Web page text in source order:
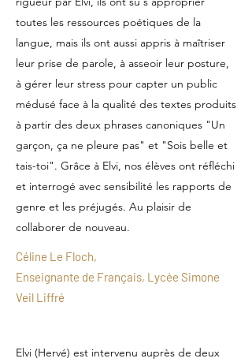
toutes les ressources poétiques de la
langue, mais ils ont aussi appris à maîtriser
leur prise de parole, à asseoir leur posture,
à gérer leur stress pour capter un public
médusé face à la qualité des textes produits
à partir des deux phrases canoniques "Un
garçon, ça ne pleure pas" et "Sois belle et
tais-toi". Grâce à Elvi, nos élèves ont réfléchi
et interrogé avec sensibilité les rapports de
genre et les préjugés. Au plaisir de
collaborer de nouveau.
Céline Le Floch,
Enseignante de Français, Lycée Simone
Veil Liffré
Elvi (Hervé) est intervenu auprès de deux